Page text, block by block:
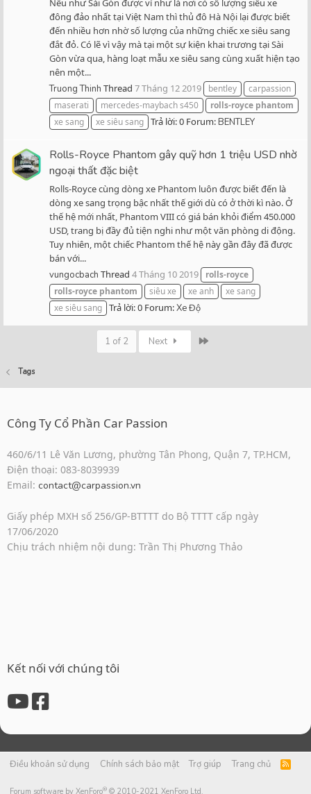
Nếu như Sài Gòn được ví như là nơi có số lượng siêu xe
đông đảo nhất tại Việt Nam thì thủ đô Hà Nội lại được biết
đến nhiều hơn nhờ số lượng của những chiếc xe siêu sang
đắt đỏ. Có lẽ vì vậy mà tại một sự kiện khai trương tại Sài
Gòn vừa qua, hàng loạt mẫu xe siêu sang cùng xuất hiện tạo
nên một...
Truong Thinh Thread 7 Tháng 12 2019 bentley
carpassion
maserati
mercedes-maybach s450 rolls-royce phantom
xe sang
xe siêu sang Trả lời: 0 Forum:BENTLEY
Rolls-Royce Phantom gây quỹ hơn 1 triệu USD nhờ
ngoại thất đặc biệt
Rolls-Royce cùng dòng xe Phantom luôn được biết đến là
dòng xe sang trọng bậc nhất thế giới dù có ở thời kì nào. Ở
thế hệ mới nhất, Phantom VIII có giá bán khỏi điểm 450.000
USD, trang bị đầy đủ tiện nghi như một văn phòng di động.
Tuy nhiên, một chiếc Phantom thế hệ này gần đây đã được
bán với...
vungocbach Thread 4 Tháng 10 2019
rolls-royce
rolls-royce phantom siêu xe xe anh
xe sang
xe siêu sang Trả lời: 0 Forum:Xe Độ
1 of 2 Next
Tags
Công Ty Cổ Phần Car Passion
460/6/11 Lê Văn Lương, phường Tân Phong, Quận 7, TP.HCM,
Điện thoại: 083-8039939
Email: contact@carpassion.vn
Giấy phép MXH số 256/GP-BTTTT do Bộ TTTT cấp ngày
17/06/2020
Chịu trách nhiệm nội dung: Trần Thị Phương Thảo
Kết nối với chúng tôi
Điều khoản sử dụng Chính sách bảo mật Trợ giúp Trang chủ
R
S
Forum software by XenForo® © 2010-2021 XenForo Ltd.